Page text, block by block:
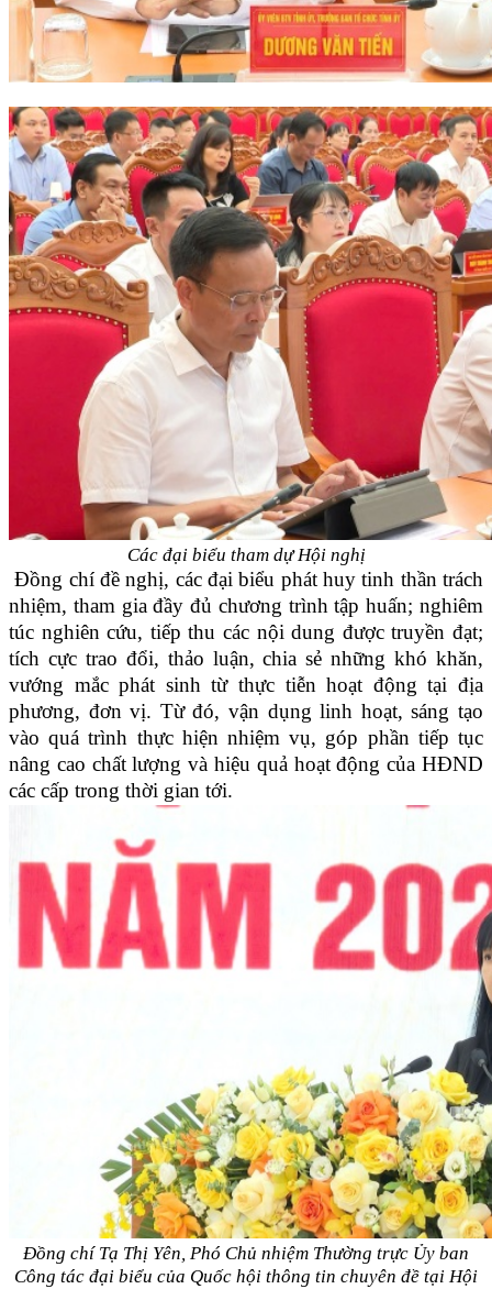
Các đại biểu tham dự Hội nghị
Đồng chí đề nghị, các đại biểu phát huy tinh thần trách
nhiệm, tham gia đầy đủ chương trình tập huấn; nghiêm
túc nghiên cứu, tiếp thu các nội dung được truyền đạt;
tích cực trao đổi, thảo luận, chia sẻ những khó khăn,
vướng mắc phát sinh từ thực tiễn hoạt động tại địa
phương, đơn vị. Từ đó, vận dụng linh hoạt, sáng tạo
vào quá trình thực hiện nhiệm vụ, góp phần tiếp tục
nâng cao chất lượng và hiệu quả hoạt động của HĐND
các cấp trong thời gian tới.
Đồng chí Tạ Thị Yên, Phó Chủ nhiệm Thường trực Ủy ban
Công tác đại biểu của Quốc hội thông tin chuyên đề tại Hội